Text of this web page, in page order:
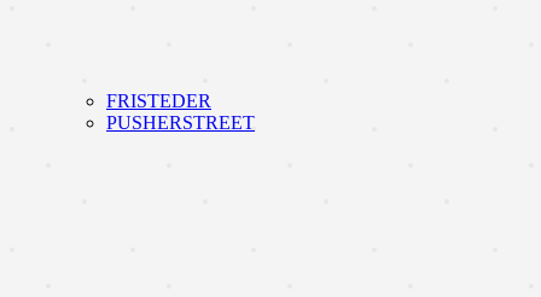
FRISTEDER
PUSHERSTREET